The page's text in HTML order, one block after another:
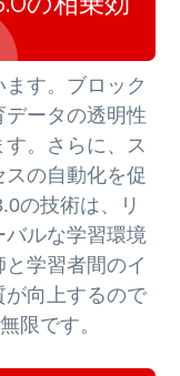
す。ブロック
ータの透明性
。さらに、ス
の自動化を促
の技術は、リ
バルな学習環境
学習者間のイ
が向上するので
限です。